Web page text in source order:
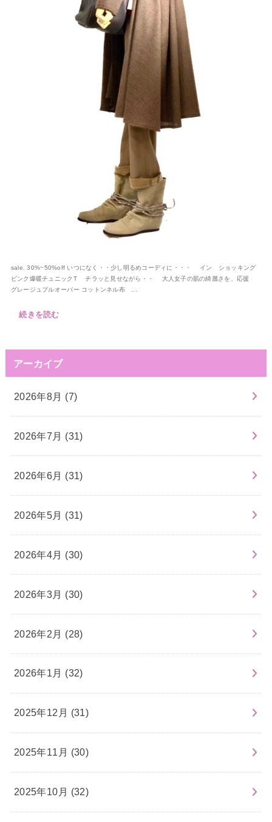
sale. 30%~50%off いつになく・・少し明るめコーディに・・・ イン ショッキング
ビンク爆暖チュニックT チラッと見せながら・・ 大人女子の肌の綺麗さを、応援
グレージュプルオーバー コットンネル布 ...
続きを読む
アーカイブ
2026年8月 (7)
2026年7月 (31)
2026年6月 (31)
2026年5月 (31)
2026年4月 (30)
2026年3月 (30)
2026年2月 (28)
2026年1月 (32)
2025年12月 (31)
2025年11月 (30)
2025年10月 (32)